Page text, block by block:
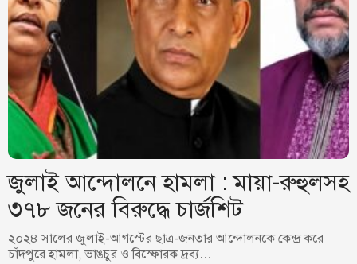
জুলাই আন্দোলনে হামলা : মায়া-রুহুলসহ
৩৭৮ জনের বিরুদ্ধে চার্জশিট
২০২৪ সালের জুলাই-আগস্টের ছাত্র-জনতার আন্দোলনকে কেন্দ্র করে
চাঁদপুরে হামলা, ভাঙচুর ও বিস্ফোরক দ্রব্য…